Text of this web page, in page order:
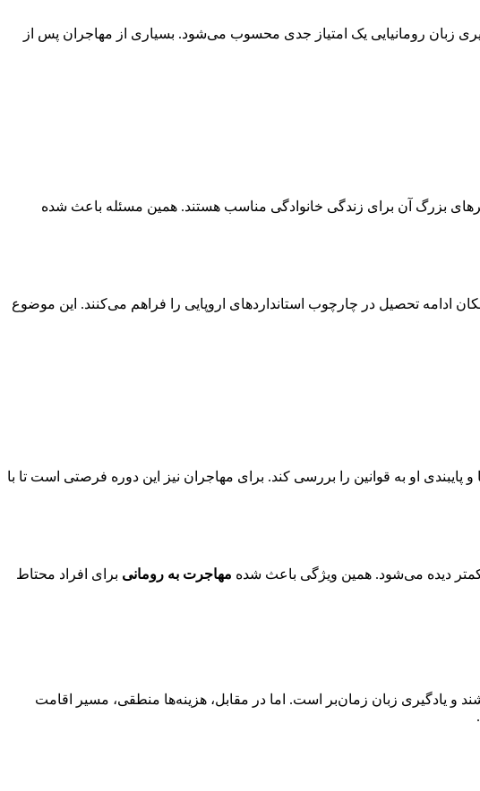
زبان رومانیایی یک امتیاز جدی محسوب می‌شود. بسیاری از مهاجران پس از
بزرگ آن برای زندگی خانوادگی مناسب هستند. همین مسئله باعث شده
ادامه تحصیل در چارچوب استانداردهای اروپایی را فراهم می‌کنند. این موضوع
او به قوانین را بررسی کند. برای مهاجران نیز این دوره فرصتی است تا با
کمتر دیده می‌شود. همین ویژگی باعث شده مهاجرت به رومانی برای افراد محتاط
یادگیری زبان زمان‌بر است. اما در مقابل، هزینه‌ها منطقی، مسیر اقامت